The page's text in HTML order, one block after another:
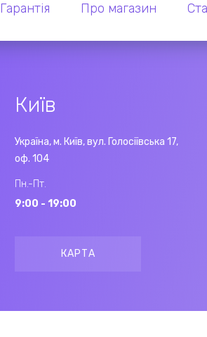
Гарантія Про магазин
Київ
Україна, м. Київ, вул. Голосіївська 17,
оф. 104
Пн.-Пт.
9:00 - 19:00
КАРТА